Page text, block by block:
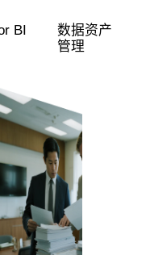
BI
数据资产
管理